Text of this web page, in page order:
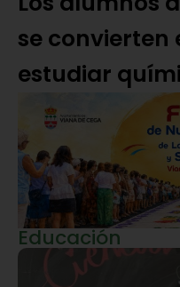
se convierten
estudiar
Educación